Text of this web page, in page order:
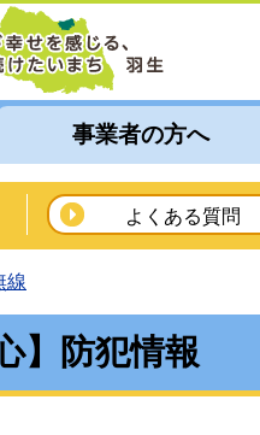
事業者の方へ
よくある質問
線
】防犯情報